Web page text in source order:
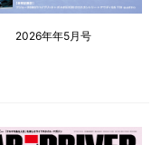
2026年年5月号